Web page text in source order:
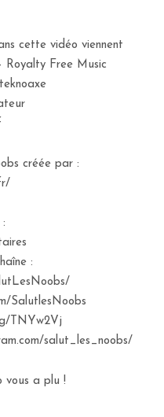
cette vidéo viennent
Free Music
créée par :
:
SalutlesNoobs
TNYw2Vj
salut_les_noobs/
vous a plu !